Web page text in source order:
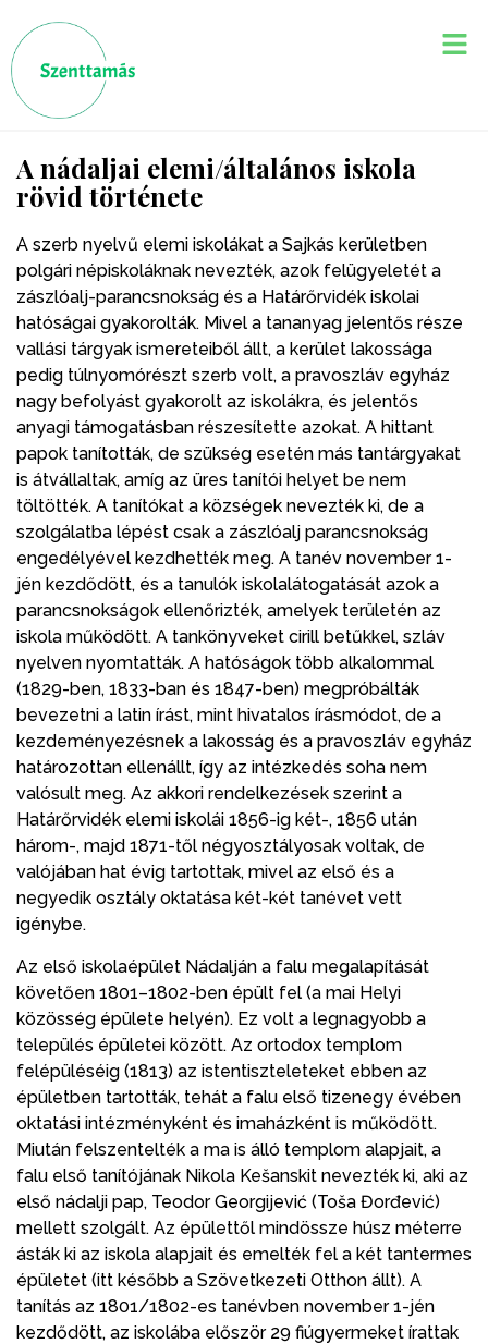
A nádaljai elemi/általános iskola
rövid története
A szerb nyelvű elemi iskolákat a Sajkás kerületben
polgári népiskoláknak nevezték, azok felügyeletét a
zászlóalj-parancsnokság és a Határőrvidék iskolai
hatóságai gyakorolták. Mivel a tananyag jelentős része
vallási tárgyak ismereteiből állt, a kerület lakossága
pedig túlnyomórészt szerb volt, a pravoszláv egyház
nagy befolyást gyakorolt az iskolákra, és jelentős
anyagi támogatásban részesítette azokat. A hittant
papok tanították, de szükség esetén más tantárgyakat
is átvállaltak, amíg az üres tanítói helyet be nem
töltötték. A tanítókat a községek nevezték ki, de a
szolgálatba lépést csak a zászlóalj parancsnokság
engedélyével kezdhették meg. A tanév november 1-
jén kezdődött, és a tanulók iskolalátogatását azok a
parancsnokságok ellenőrizték, amelyek területén az
iskola működött. A tankönyveket cirill betűkkel, szláv
nyelven nyomtatták. A hatóságok több alkalommal
(1829-ben, 1833-ban és 1847-ben) megpróbálták
bevezetni a latin írást, mint hivatalos írásmódot, de a
kezdeményezésnek a lakosság és a pravoszláv egyház
határozottan ellenállt, így az intézkedés soha nem
valósult meg. Az akkori rendelkezések szerint a
Határőrvidék elemi iskolái 1856-ig két-, 1856 után
három-, majd 1871-től négyosztályosak voltak, de
valójában hat évig tartottak, mivel az első és a
negyedik osztály oktatása két-két tanévet vett
igénybe.
Az első iskolaépület Nádalján a falu megalapítását
követően 1801–1802-ben épült fel (a mai Helyi
közösség épülete helyén). Ez volt a legnagyobb a
település épületei között. Az ortodox templom
felépüléséig (1813) az istentiszteleteket ebben az
épületben tartották, tehát a falu első tizenegy évében
oktatási intézményként és imaházként is működött.
Miután felszentelték a ma is álló templom alapjait, a
falu első tanítójának Nikola Kešanskit nevezték ki, aki az
első nádalji pap, Teodor Georgijević (Toša Đorđević)
mellett szolgált. Az épülettől mindössze húsz méterre
ásták ki az iskola alapjait és emelték fel a két tantermes
épületet (itt később a Szövetkezeti Otthon állt). A
tanítás az 1801/1802-es tanévben november 1-jén
kezdődött, az iskolába először 29 fiúgyermeket írattak